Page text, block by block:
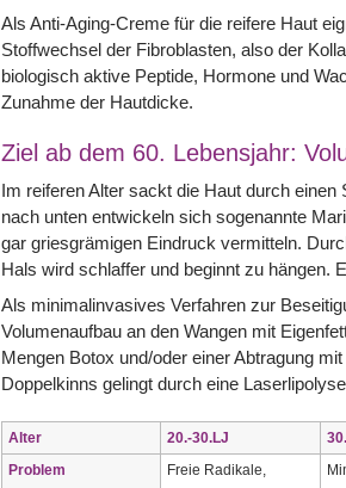
Als Anti-Aging-Creme für die reifere Haut
Stoffwechsel der Fibroblasten, also der
biologisch aktive Peptide, Hormone und
Zunahme der Hautdicke.
Ziel ab dem 60. Lebensjahr:
Im reiferen Alter sackt die Haut durch
nach unten entwickeln sich sogenannte
gar griesgrämigen Eindruck vermitteln.
Hals wird schlaffer und beginnt zu hängen.
Als minimalinvasives Verfahren zur
Volumenaufbau an den Wangen mit
Mengen Botox und/oder einer Abtragung
Doppelkinns gelingt durch eine
Alter 20.-30.LJ
Problem
Freie Radikale,